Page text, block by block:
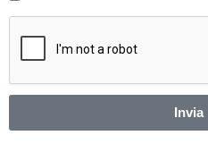
Invia